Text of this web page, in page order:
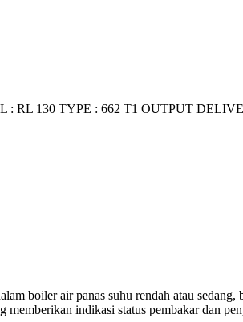
130 TYPE : 662 T1 OUTPUT
boiler air panas suhu rendah atau
indikasi status pembakar dan